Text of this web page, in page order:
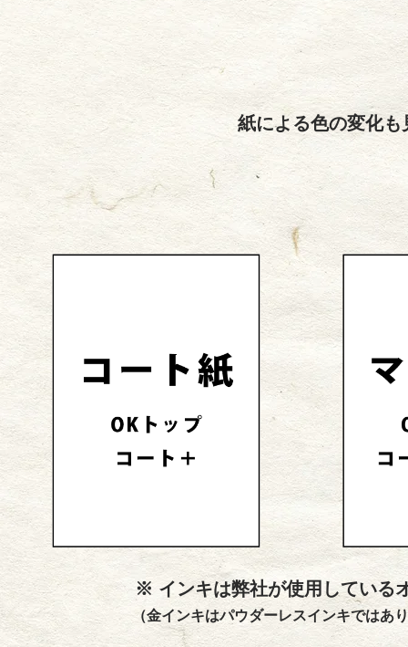
紙による色の変化
※ インキは弊社が使用している
（金インキはパウダーレスインキではあ